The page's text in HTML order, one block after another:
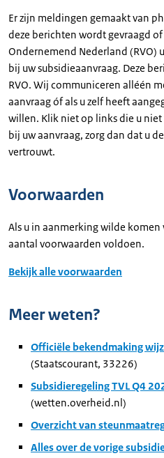
Er zijn meldingen gemaakt van
deze berichten wordt gevraagd
Ondernemend Nederland (RVO)
bij uw subsidieaanvraag. Deze
RVO. Wij communiceren alléén
aanvraag óf als u zelf heeft
willen. Klik niet op links die u
bij uw aanvraag, zorg dan dat u
vertrouwt.
Voorwaarden
Als u in aanmerking wilde komen
aantal voorwaarden voldoen.
Bekijk alle voorwaarden
Meer weten?
Officiële bekendmaking
(Staatscourant, 33226)
Subsidieregeling TVL Q4
(wetten.overheid.nl)
Overzicht van
Alles over de vorige